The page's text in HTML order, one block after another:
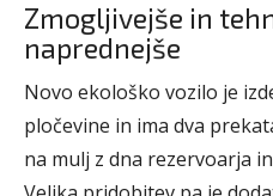
Zmogljivejše in
naprednejše
Novo ekološko vozilo je
pločevine in ima dva
na mulj z dna rezervoarja